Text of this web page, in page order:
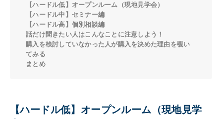
【ハードル低】オープンルーム（現地見学会）
【ハードル中】セミナー編
【ハードル高】個別相談編
話だけ聞きたい人はこんなことに注意しよう！
購入を検討していなかった人が購入を決めた理由を覗い
てみる
まとめ
【ハードル低】オープンルーム（現地見学